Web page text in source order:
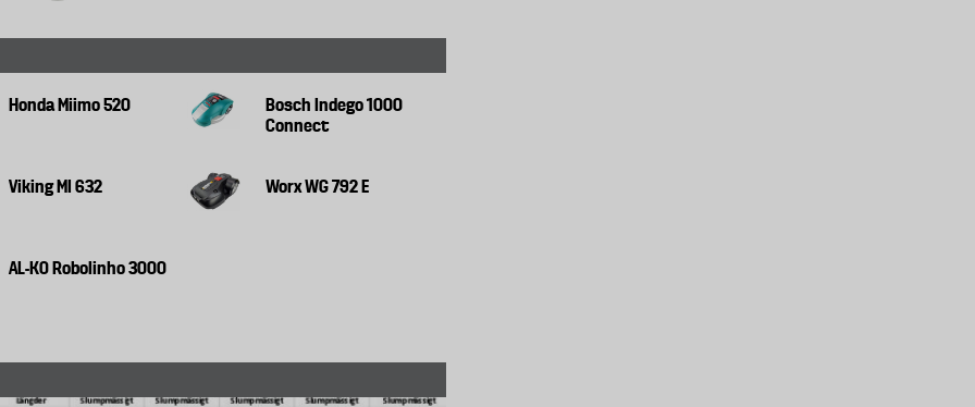
300 kvadratmeter. Först programmerades
klarade att klippa ytan fick klippa igen, denna gång
Honda Miimo 520
Bosch Indego 1000
Connect
Viking MI 632 Worx WG 792 E
AL-KO Robolinho 3000